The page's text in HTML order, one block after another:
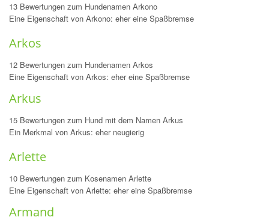
13 Bewertungen zum Hundenamen Arkono
Eine Eigenschaft von Arkono: eher eine Spaßbremse
Arkos
12 Bewertungen zum Hundenamen Arkos
Eine Eigenschaft von Arkos: eher eine Spaßbremse
Arkus
15 Bewertungen zum Hund mit dem Namen Arkus
Ein Merkmal von Arkus: eher neugierig
Arlette
10 Bewertungen zum Kosenamen Arlette
Eine Eigenschaft von Arlette: eher eine Spaßbremse
Armand